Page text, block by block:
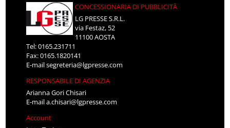
CONCESSIONARIA DI PUBBLICITÀ
LG PRESSE S.R.L.
via Festaz, 52
11100 AOSTA
Tel: 0165.231711
Fax: 0165.1820141
E-mailsegreteria@lgpresse.com
RESPONSABILE DI AGENZIA
Arianna Gori Chisari
E-maila.chisari@lgpresse.com
Account